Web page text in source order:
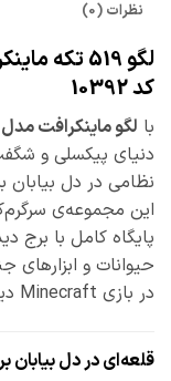
نظرات (0)
کد 10392
لگو ماینکرافت مدل The Desert Outpost کد 10392
نظامی در دل بیابان
این مجموعه‌ی
پایگاه کامل با برج
حیوانات و ابزارهای
در بازی Minecraft دیده‌اید!
قلعه‌ای در دل بیابان